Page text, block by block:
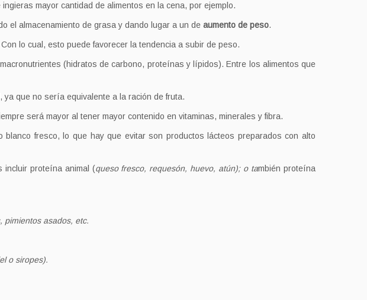
mayor cantidad de alimentos en la cena, por ejemplo.
el almacenamiento de grasa y dando lugar a un de aumento de peso.
lo cual, esto puede favorecer la tendencia a subir de peso.
(hidratos de carbono, proteínas y lípidos). Entre los alimentos que
que no sería equivalente a la ración de fruta.
será mayor al tener mayor contenido en vitaminas, minerales y fibra.
fresco, lo que hay que evitar son productos lácteos preparados con alto
incluir proteína animal (queso fresco, requesón, huevo, atún); o también proteína
pimientos asados, etc.
o siropes).